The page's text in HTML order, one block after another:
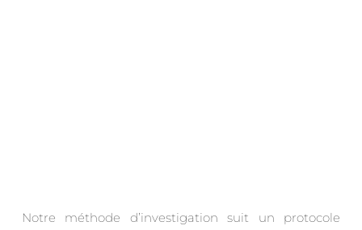
Notre méthode d’investigation suit un protocole